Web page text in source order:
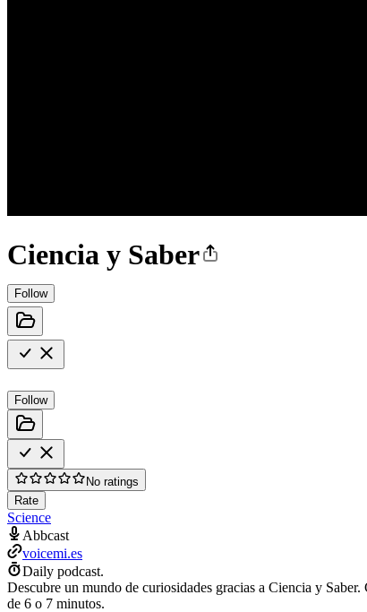
Ciencia y Saber
Follow
Follow
No ratings
Rate
Science
Abbcast
voicemi.es
Daily podcast.
Descubre un mundo de curiosidades gracias a Ciencia y
de 6 o 7 minutos.